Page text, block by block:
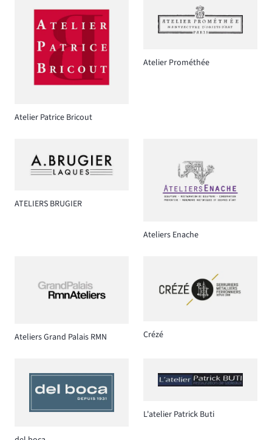
Atelier Patrice Bricout
Atelier Prométhée
ATELIERS BRUGIER
Ateliers Enache
Ateliers Grand Palais RMN Crézé
L'atelier Patrick Buti